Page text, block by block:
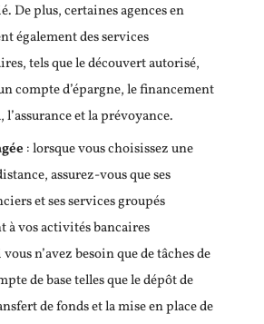
De plus, certaines agences en
également des services
tels que le découvert autorisé,
compte d’épargne, le financement
et la prévoyance.
: lorsque vous choisissez une
assurez-vous que ses
et ses services groupés
à vos activités bancaires
n’avez besoin que de tâches de
de base telles que le dépôt de
de fonds et la mise en place de